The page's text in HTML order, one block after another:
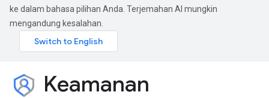
ke dalam bahasa pilihan Anda. Terjemahan AI mungkin
mengandung kesalahan.
Keamanan